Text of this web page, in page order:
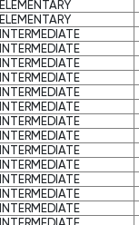
ELEMENTARY
ELEMENTARY
INTERMEDIATE
INTERMEDIATE
INTERMEDIATE
INTERMEDIATE
INTERMEDIATE
INTERMEDIATE
INTERMEDIATE
INTERMEDIATE
INTERMEDIATE
INTERMEDIATE
INTERMEDIATE
INTERMEDIATE
INTERMEDIATE